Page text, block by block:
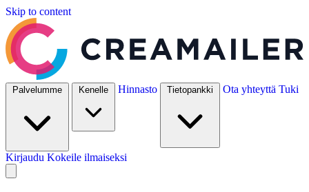
Skip to content
Palvelumme Kenelle Hinnasto Tietopankki Ota yhteyttä Tuki
Kirjaudu Kokeile ilmaiseksi